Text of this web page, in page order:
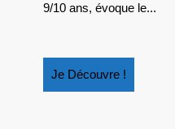
9/10 ans, évoque le...
Je Découvre !
Découvre